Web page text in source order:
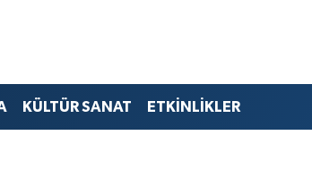
KÜLTÜR SANAT ETKİNLİKLER